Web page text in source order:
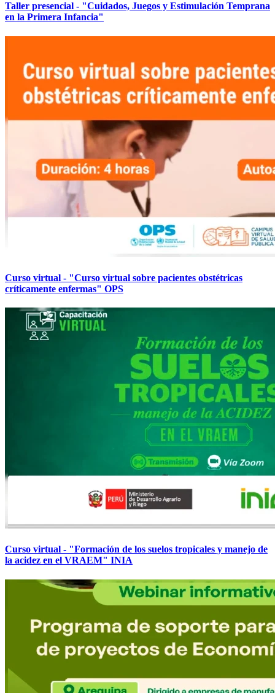
Taller presencial - "Cuidados, Juegos y Estimulación Temprana
en la Primera Infancia"
Curso virtual - "Curso virtual sobre pacientes obstétricas
críticamente enfermas" OPS
Curso virtual - "Formación de los suelos tropicales y manejo de
la acidez en el VRAEM" INIA